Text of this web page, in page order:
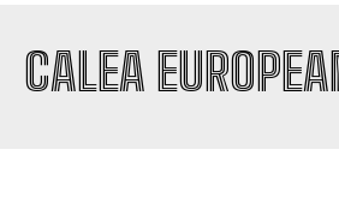
CALEA